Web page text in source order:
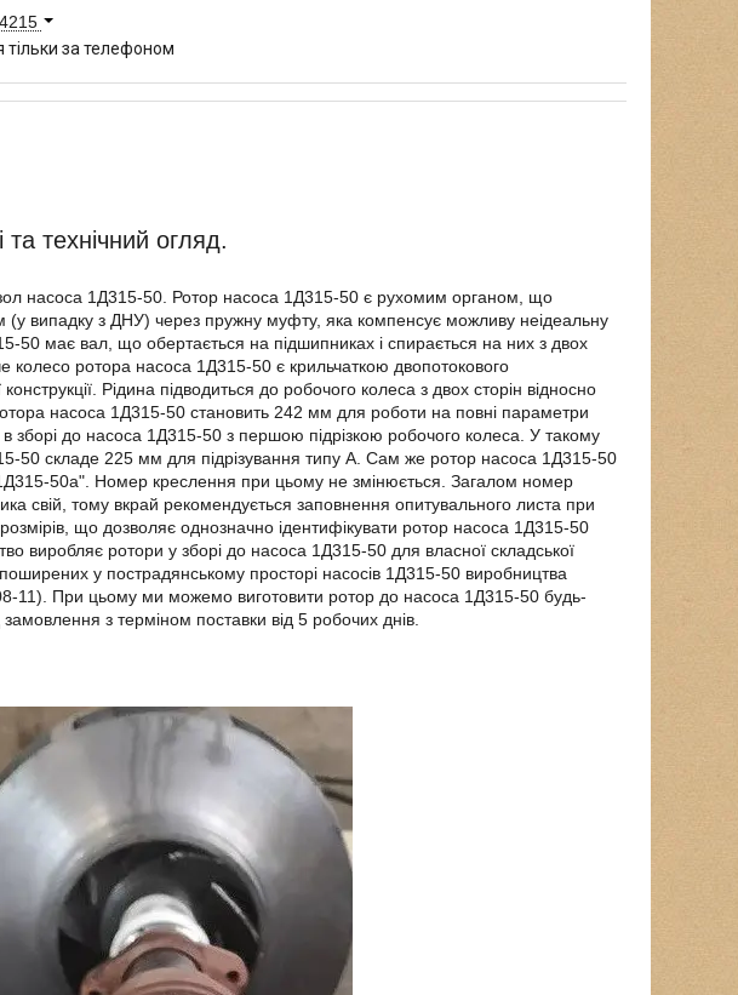
за телефоном
технічний огляд.
насоса 1Д315-50. Ротор насоса 1Д315-50 є рухомим органом, що
випадку з ДНУ) через пружну муфту, яка компенсує можливу неідеальну
50 має вал, що обертається на підшипниках і спирається на них з двох
колесо ротора насоса 1Д315-50 є крильчаткою двопотокового
Рідина підводиться до робочого колеса з двох сторін відносно
насоса 1Д315-50 становить 242 мм для роботи на повні параметри
зборі до насоса 1Д315-50 з першою підрізкою робочого колеса. У такому
50 складе 225 мм для підрізування типу А. Сам же ротор насоса 1Д315-50
50а". Номер креслення при цьому не змінюється. Загалом номер
свій, тому вкрай рекомендується заповнення опитувального листа при
що дозволяє однозначно ідентифікувати ротор насоса 1Д315-50
виробляє ротори у зборі до насоса 1Д315-50 для власної складської
поширених у пострадянському просторі насосів 1Д315-50 виробництва
11). При цьому ми можемо виготовити ротор до насоса 1Д315-50 будь-
з терміном поставки від 5 робочих днів.